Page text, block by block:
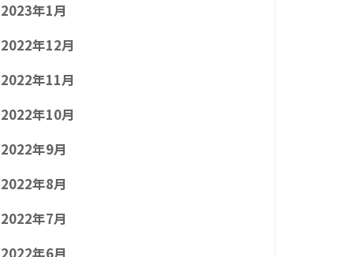
2023年1月
2022年12月
2022年11月
2022年10月
2022年9月
2022年8月
2022年7月
2022年6月